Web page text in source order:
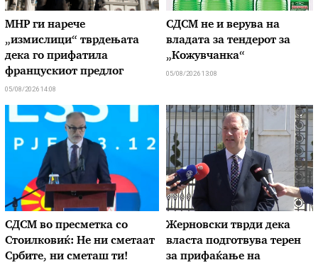
МНР ги нарече
„измислици“ тврдењата
дека го прифатила
францускиот предлог
05/08/2026 14:08
СДСМ не и верува на
владата за тендерот за
„Кожувчанка“
05/08/2026 13:08
СДСМ во пресметка со
Стоилковиќ: Не ни сметаат
Србите, ни сметаш ти!
Жерновски тврди дека
власта подготвува терен
за прифаќање на